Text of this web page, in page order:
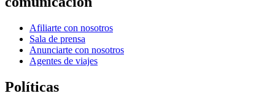
Afiliarte con nosotros
Sala de prensa
Anunciarte con nosotros
Agentes de viajes
Políticas